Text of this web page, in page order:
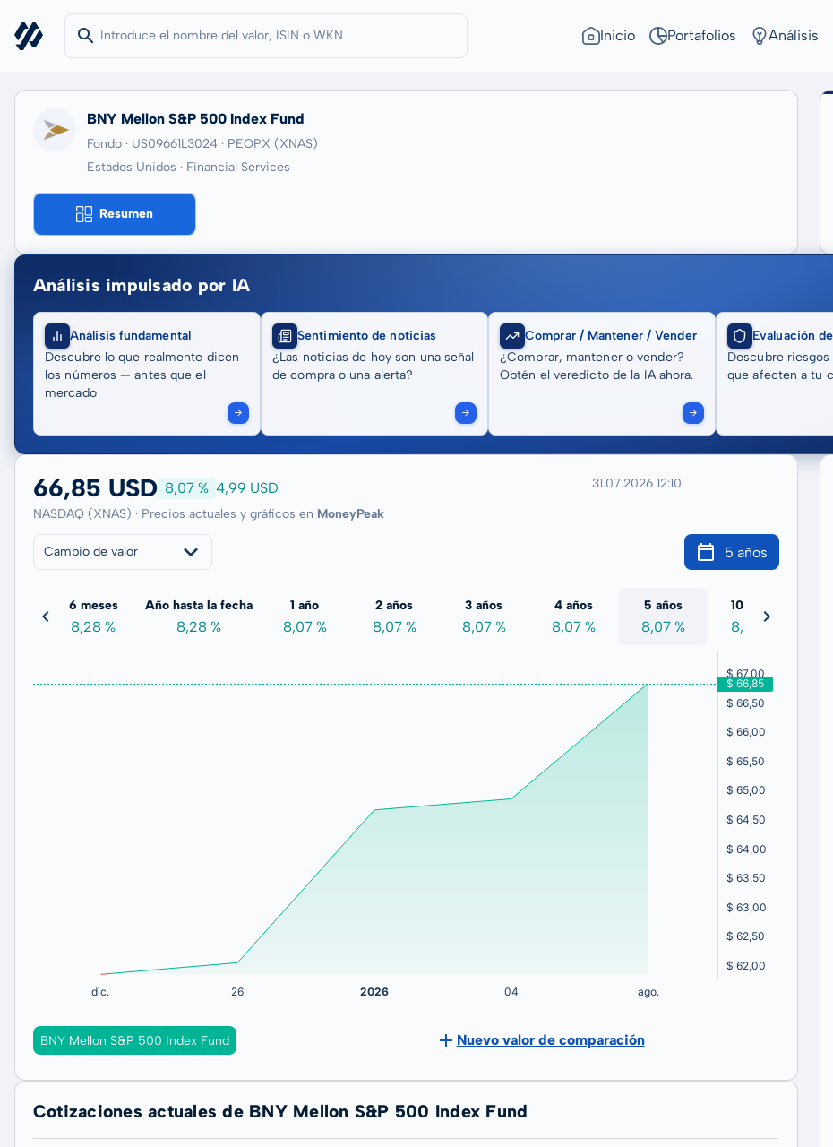
Inicio Portafolios Análisis
BNY Mellon S&P 500 Index Fund
Fondo · US09661L3024 · PEOPX (XNAS)
Estados Unidos · Financial Services
Resumen
Análisis impulsado por IA
Análisis fundamental
Descubre lo que realmente dicen
los números — antes que el
mercado
Sentimiento de noticias
¿Las noticias de hoy son una señal
de compra o una alerta?
Comprar / Mantener / Vender
¿Comprar, mantener o vender?
Obtén el veredicto de la IA ahora.
Evaluación
Descubre
que afecten a tu
66,85 USD 8,07 % 4,99 USD
NASDAQ (XNAS) · Precios actuales y gráficos en MoneyPeak
31.07.2026 12:10
Cambio de valor 5 años
6 meses
8,28 %
Año hasta la fecha
8,28 %
1 año
8,07 %
2 años
8,07 %
3 años
8,07 %
4 años
8,07 %
5 años
8,07 %
10 años
8,07 %
BNY Mellon S&P 500 Index Fund Nuevo valor de comparación
Cotizaciones actuales de BNY Mellon S&P 500 Index Fund